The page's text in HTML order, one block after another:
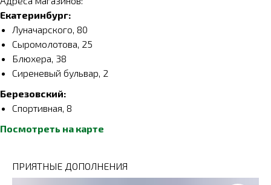
Екатеринбург:
Луначарского, 80
Сыромолотова, 25
Блюхера, 38
Сиреневый бульвар, 2
Березовский:
Спортивная, 8
Посмотреть на карте
ПРИЯТНЫЕ ДОПОЛНЕНИЯ